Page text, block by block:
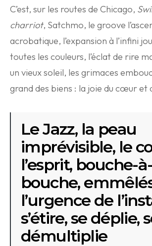
C’est, sur les routes de Chicago,
charriot, Satchmo, le groove
acrobatique, l’expansion à l’infini
toutes les couleurs, l’éclat de rire
un vieux soleil, les grimaces
grand des biens : la joie du cœur et
Le Jazz, la peau
imprévisible, le
l’esprit, bouche-à-
bouche,
l’urgence de
s’étire, se déplie,
démultiplie